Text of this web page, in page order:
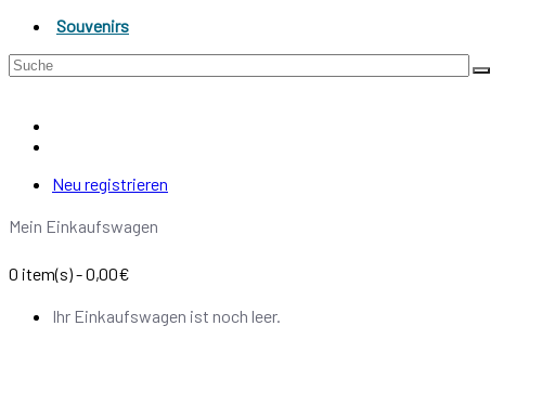
Souvenirs
Neu registrieren
Mein Einkaufswagen
0 item(s)- 0,00€
Ihr Einkaufswagen ist noch leer.